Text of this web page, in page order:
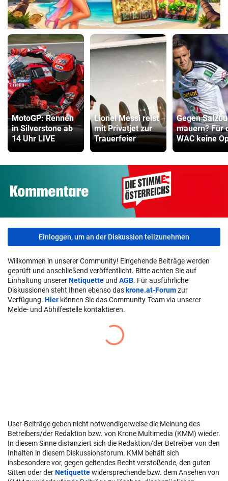
MotoGP: Rennen
in Silverstone ab
14 Uhr LIVE
Lionel Messi reist
mit Privatjet zur
Trauerfeier
Gegen
mauern? Für
WAC keine
Einloggen, um an der Diskussion teilzunehmen
Willkommen in unserer Community! Eingehende Beiträge werden
geprüft und anschließend veröffentlicht. Bitte achten Sie auf
Einhaltung unsererNetiquette und AGB. Für ausführliche
Diskussionen steht Ihnen ebenso das krone.at-Forumzur
Verfügung. Hier können Sie das Community-Team via unserer
Melde- und Abhilfestelle kontaktieren.
User-Beiträge geben nicht notwendigerweise die Meinung des
Betreibers/der Redaktion bzw. von Krone Multimedia (KMM) wieder.
In diesem Sinne distanziert sich die Redaktion/der Betreiber von den
Inhalten in diesem Diskussionsforum. KMM behält sich
insbesondere vor, gegen geltendes Recht verstoßende, den guten
Sitten oder derNetiquettewidersprechende bzw. dem Ansehen von